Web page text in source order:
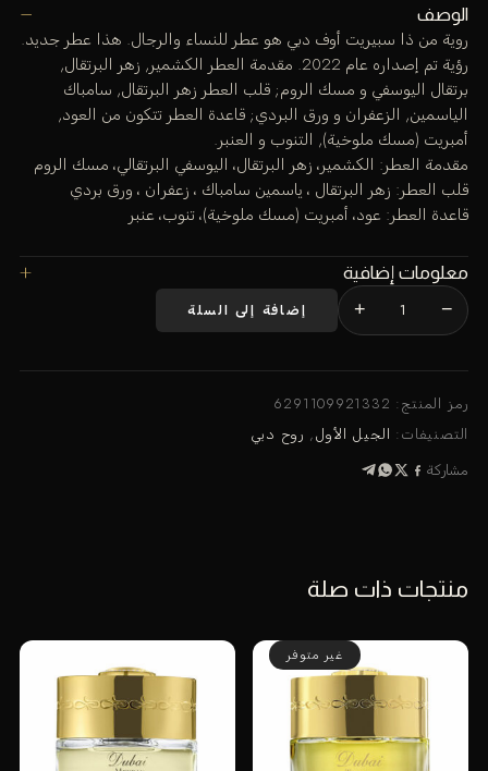
الوصف
روية من ذا سبيريت أوف دبي هو عطر للنساء والرجال. هذا عطر جديد.
رؤية تم إصداره عام 2022. مقدمة العطر الكشمير, زهر البرتقال,
برتقال اليوسفي و مسك الروم; قلب العطر زهر البرتقال, سامباك
الياسمين, الزعفران و ورق البردي; قاعدة العطر تتكون من العود,
أمبريت (مسك ملوخية), التنوب و العنبر.
مقدمة العطر: الكشمير، زهر البرتقال، اليوسفي البرتقالي، مسك الروم
قلب العطر: زهر البرتقال ، ياسمين سامباك ، زعفران ، ورق بردي
قاعدة العطر: عود، أمبريت (مسك ملوخية)، تنوب، عنبر
معلومات إضافية
كمية
دبي
رؤية
٥٠
مل
−
+ إضافة إلى السلة
رمز المنتج: 6291109921332
التصنيفات: الجيل الأول, روح دبي
مشاركة
منتجات ذات صلة
غير متوفر